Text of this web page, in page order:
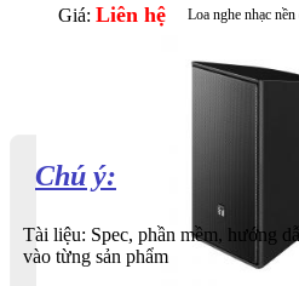
Giá: Liên hệ Loa nghe nhạc
Chú ý:
Tài liệu: Spec, phần mềm, hướng
vào từng sản phẩm